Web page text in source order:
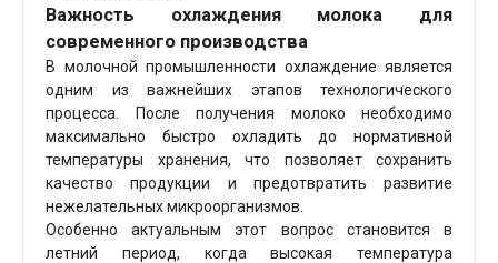
Важность охлаждения молока для
современного производства
В молочной промышленности охлаждение является
одним из важнейших этапов технологического
процесса. После получения молоко необходимо
максимально быстро охладить до нормативной
температуры хранения, что позволяет сохранить
качество продукции и предотвратить развитие
нежелательных микроорганизмов.
Особенно актуальным этот вопрос становится в
летний период, когда высокая температура